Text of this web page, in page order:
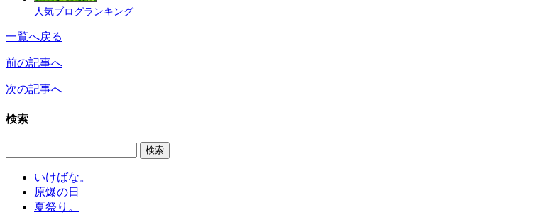
人気ブログランキング
一覧へ戻る
前の記事へ
次の記事へ
検索
いけばな。
原爆の日
夏祭り。